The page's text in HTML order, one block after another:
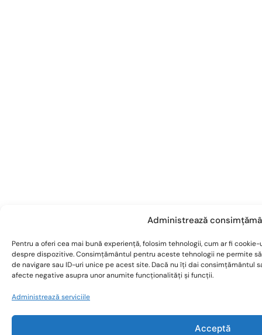
Administrează
Pentru a oferi cea mai bună experiență, folosim tehnologii, cum ar fi
despre dispozitive. Consimțământul pentru aceste tehnologii ne permite
de navigare sau ID-uri unice pe acest site. Dacă nu îți dai consimțământul
afecte negative asupra unor anumite funcționalități și funcții.
Administrează serviciile
Acceptă